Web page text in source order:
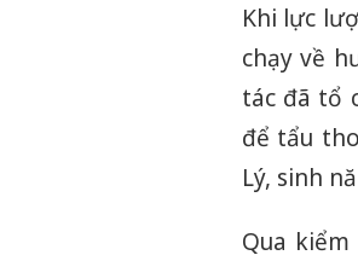
Khi lực
chạy về
tác đã tổ
để tẩu
Lý, sinh
Qua